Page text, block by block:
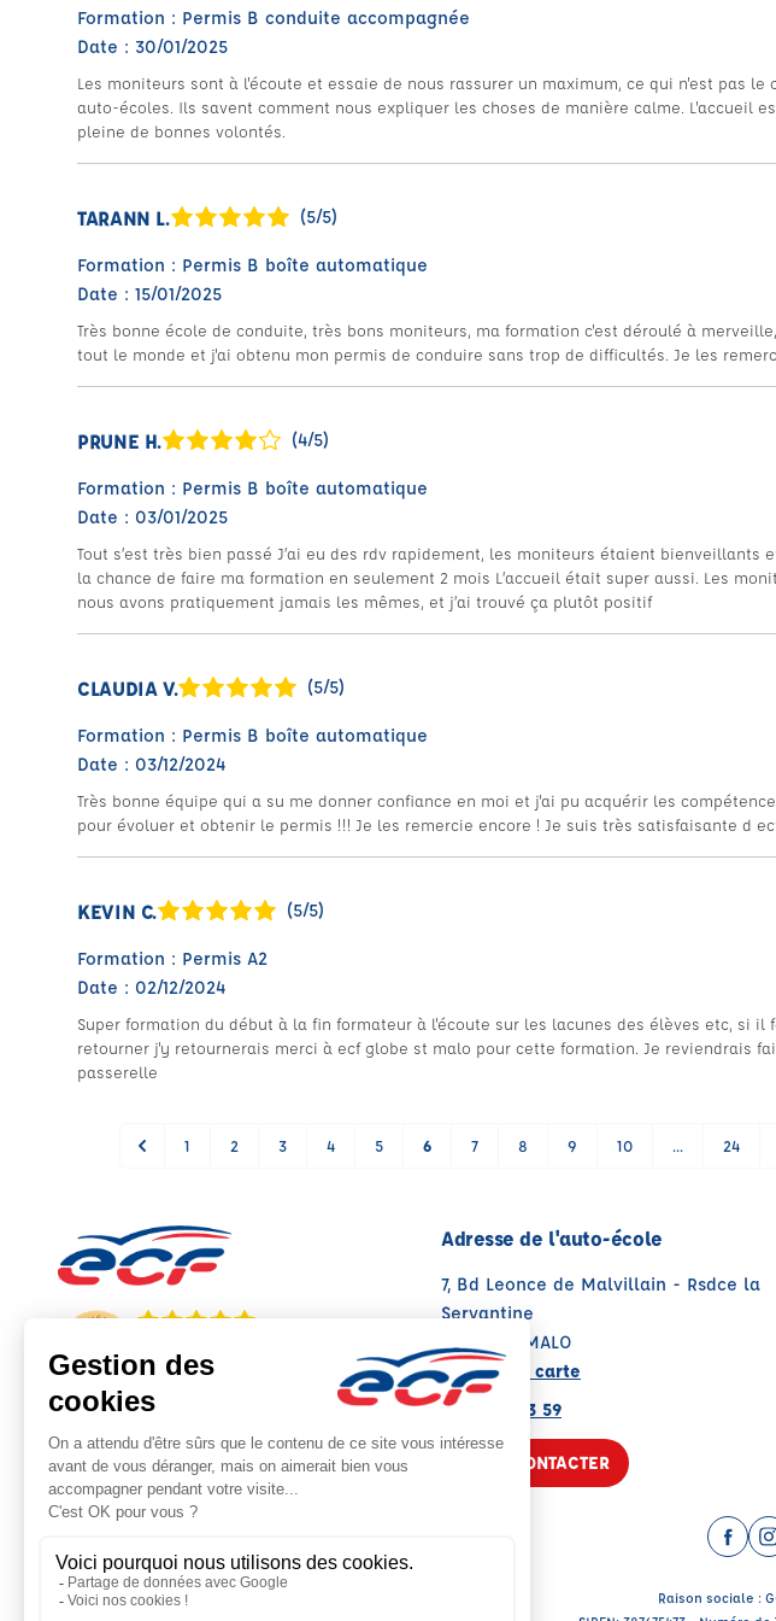
Formation : Permis B conduite accompagnée
Date : 30/01/2025
Les moniteurs sont à l'écoute et essaie de nous rassurer un maximum, ce qui n'est pas le
auto-écoles. Ils savent comment nous expliquer les choses de manière calme. L'accueil
pleine de bonnes volontés.
TARANN L. (5/5)
Formation : Permis B boîte automatique
Date : 15/01/2025
Très bonne école de conduite, très bons moniteurs, ma formation c'est déroulé à
tout le monde et j'ai obtenu mon permis de conduire sans trop de difficultés. Je les
PRUNE H. (4/5)
Formation : Permis B boîte automatique
Date : 03/01/2025
Tout s’est très bien passé J’ai eu des rdv rapidement, les moniteurs étaient bienveillants
la chance de faire ma formation en seulement 2 mois L’accueil était super aussi. Les
nous avons pratiquement jamais les mêmes, et j’ai trouvé ça plutôt positif
CLAUDIA V. (5/5)
Formation : Permis B boîte automatique
Date : 03/12/2024
Très bonne équipe qui a su me donner confiance en moi et j'ai pu acquérir les
pour évoluer et obtenir le permis !!! Je les remercie encore ! Je suis très satisfaisante d
KEVIN C. (5/5)
Formation : Permis A2
Date : 02/12/2024
Super formation du début à la fin formateur à l'écoute sur les lacunes des élèves etc, si il
retourner j'y retournerais merci à ecf globe st malo pour cette formation. Je reviendrais
passerelle
1 2 3 4 5 6 7 8 9 10 ... 24
Moyenne calculée sur 125 avis
Adresse de l'auto-école
7, Bd Leonce de Malvillain - Rsdce la
Servantine
35400 ST MALO
Voir sur la carte
02 99 81 73 59
NOUS CONTACTER
Raison sociale :